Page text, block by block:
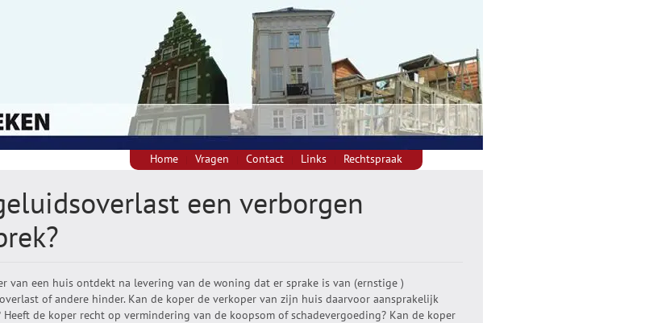
Home Vragen Contact Links Rechtspraak
een verborgen
van een huis ontdekt na levering van de woning dat er sprake is van (ernstige )
of andere hinder. Kan de koper de verkoper van zijn huis daarvoor aansprakelijk
Heeft de koper recht op vermindering van de koopsom of schadevergoeding? Kan de koper